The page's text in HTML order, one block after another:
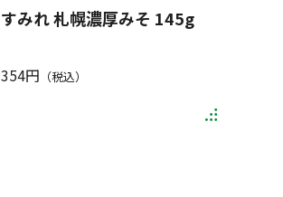
すみれ 札幌濃厚みそ 145g
354円 （税込）